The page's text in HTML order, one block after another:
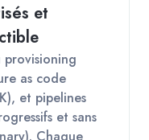
et
as code
et pipelines
et sans
Chaque